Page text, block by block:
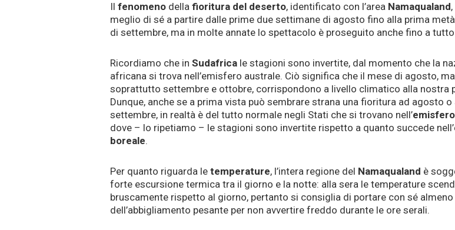
Il fenomeno della fioritura del deserto, identificato con l’area Namaqualand
meglio di sé a partire dalle prime due settimane di agosto fino alla prima
di settembre, ma in molte annate lo spettacolo è proseguito anche fino a
Ricordiamo che in Sudafrica le stagioni sono invertite, dal momento che la
africana si trova nell’emisfero australe. Ciò significa che il mese di agosto, ma
soprattutto settembre e ottobre, corrispondono a livello climatico alla nostra
Dunque, anche se a prima vista può sembrare strana una fioritura ad agosto o
settembre, in realtà è del tutto normale negli Stati che si trovano nell’emisfero
dove – lo ripetiamo – le stagioni sono invertite rispetto a quanto succede nell’
boreale.
Per quanto riguarda le temperature, l’intera regione del Namaqualand è
forte escursione termica tra il giorno e la notte: alla sera le temperature
bruscamente rispetto al giorno, pertanto si consiglia di portare con sé almeno
dell’abbigliamento pesante per non avvertire freddo durante le ore serali.